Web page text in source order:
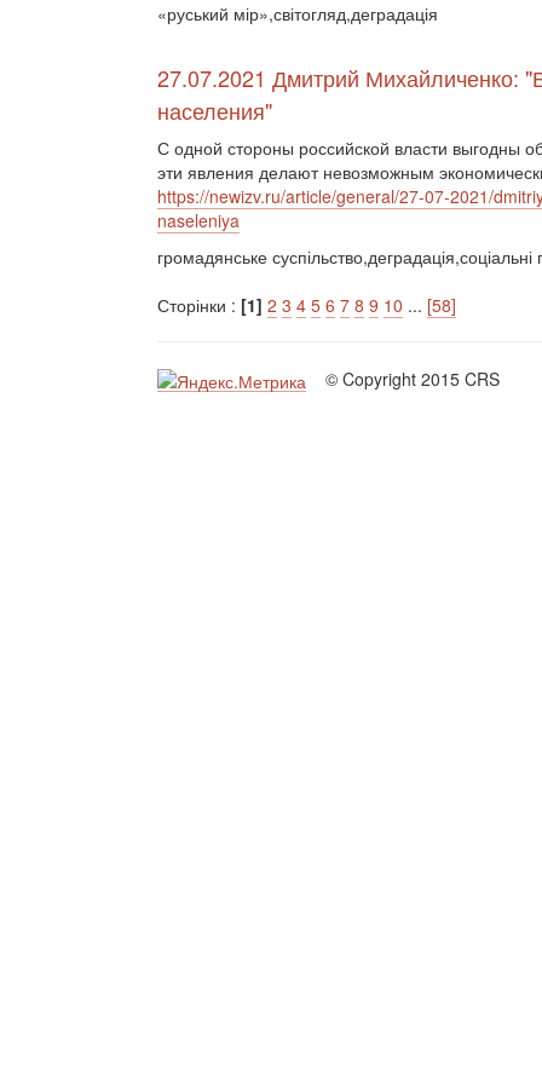
«руський мір»,світогляд,деградація
27.07.2021 Дмитрий Михайличенко:
населения"
С одной стороны российской власти выгодны
эти явления делают невозможным
https://newizv.ru/article/general/27-07-2021/
naseleniya
громадянське суспільство,деградація,соціальні
Сторінки : [1] 2 3 4 5 6 7 8 9 10 ... [58]
© Copyright 2015 CRS